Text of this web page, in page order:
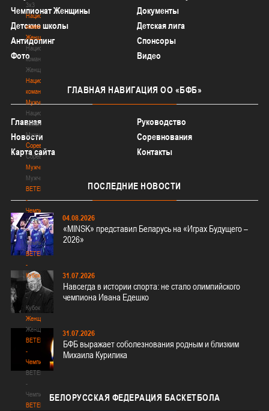
3х3
Национальная
команда.
Женщины
Национальная
команда.
Женщины
Национальная
команда.
Мужчины
Национальная
команда.
Мужчины
Соревнования
Соревнования
Мужчины
Мужчины
BETERA
-
Чемпионат
BETERA
-
Чемпионат
BETERA
-
Кубок
BETERA
-
Кубок
Женщины
Женщины
BETERA
-
Чемпионат
BETERA
-
Чемпионат
BETERA
Чемпионат Женщины
Документы
Детские школы
Детская лига
Антидопинг
Спонсоры
Фото
Видео
ГЛАВНАЯ НАВИГАЦИЯ ОО «БФБ»
Главная
Руководство
Новости
Соревнования
Карта сайта
Контакты
ПОСЛЕДНИЕ НОВОСТИ
04.08.2026
«MINSK» представил Беларусь на «Играх Будущего –
2026»
31.07.2026
Навсегда в истории спорта: не стало олимпийского
чемпиона Ивана Едешко
31.07.2026
БФБ выражает соболезнования родным и близким
Михаила Курилика
БЕЛОРУССКАЯ ФЕДЕРАЦИЯ БАСКЕТБОЛА